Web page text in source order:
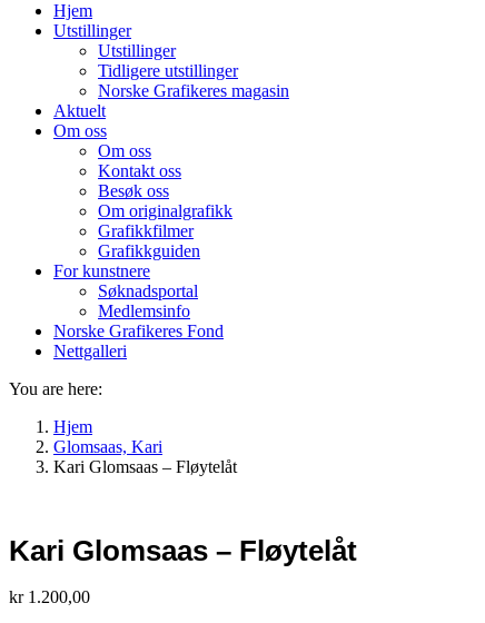
Hjem
Utstillinger
Utstillinger
Tidligere utstillinger
Norske Grafikeres magasin
Aktuelt
Om oss
Om oss
Kontakt oss
Besøk oss
Om originalgrafikk
Grafikkfilmer
Grafikkguiden
For kunstnere
Søknadsportal
Medlemsinfo
Norske Grafikeres Fond
Nettgalleri
You are here:
Hjem
Glomsaas, Kari
Kari Glomsaas – Fløytelåt
Kari Glomsaas – Fløytelåt
kr1.200,00